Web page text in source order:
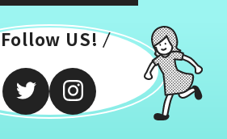
Follow US!